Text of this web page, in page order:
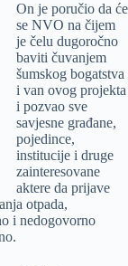
On je poručio da će
se NVO na čijem
je čelu dugoročno
baviti čuvanjem
šumskog bogatstva
i van ovog projekta
i pozvao sve
savjesne građane,
pojedince,
institucije i druge
zainteresovane
aktere da prijave
otpada,
i nedogovorno